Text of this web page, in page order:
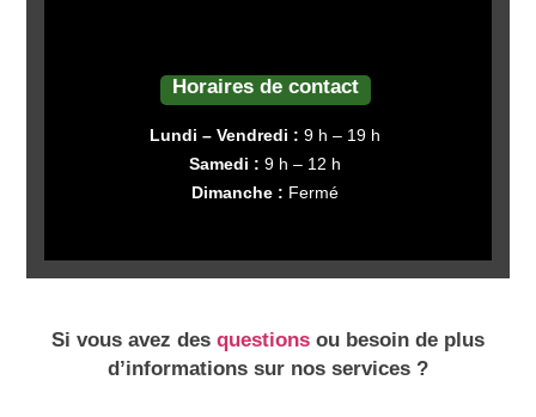
Horaires de contact
Lundi – Vendredi : 9 h – 19 h
Samedi : 9 h – 12 h
Dimanche : Fermé
Si vous avez des questions ou besoin de plus
d’informations sur nos services ?